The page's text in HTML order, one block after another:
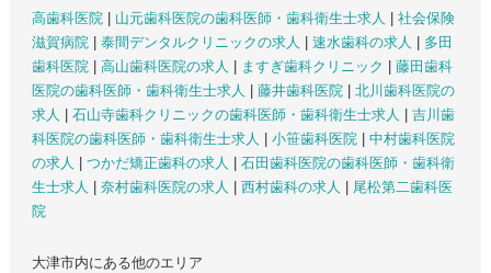
高歯科医院
山元歯科医院の歯科医師・歯科衛生士求人
社会保険
滋賀病院
泰間デンタルクリニックの求人 速水歯科の求人
多田
歯科医院
高山歯科医院の求人 ますぎ歯科クリニック
藤田歯科
医院の歯科医師・歯科衛生士求人
藤井歯科医院
北川歯科医院の
求人
石山寺歯科クリニックの歯科医師・歯科衛生士求人
吉川歯
科医院の歯科医師・歯科衛生士求人
小笹歯科医院
中村歯科医院
の求人
つかだ矯正歯科の求人
石田歯科医院の歯科医師・歯科衛
生士求人
奈村歯科医院の求人 西村歯科の求人
尾松第二歯科医
院
大津市内にある他のエリア